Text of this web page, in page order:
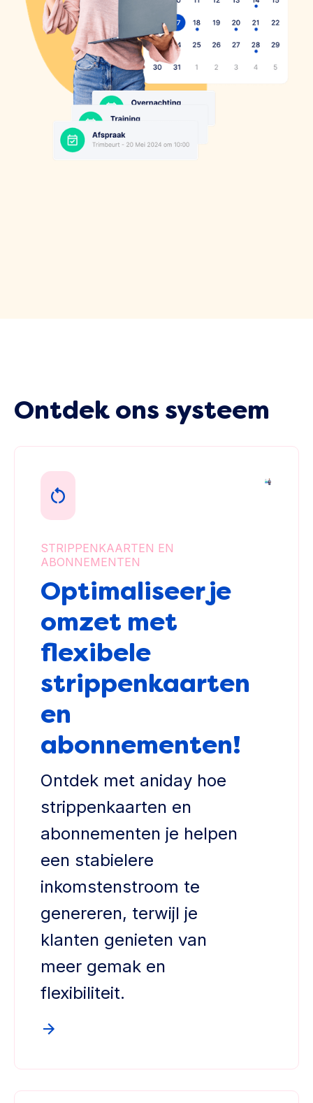
Ontdek ons systeem
STRIPPENKAARTEN EN
ABONNEMENTEN
Optimaliseer je
omzet met
flexibele
strippenkaarten
en
abonnementen!
Ontdek met aniday hoe
strippenkaarten en
abonnementen je helpen
een stabielere
inkomstenstroom te
genereren, terwijl je
klanten genieten van
meer gemak en
flexibiliteit.